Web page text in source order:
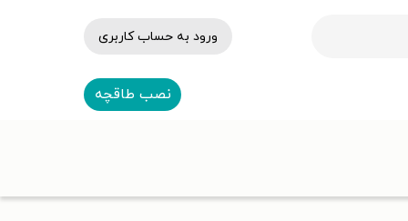
ورود به حساب کاربری
نصب طاقچه